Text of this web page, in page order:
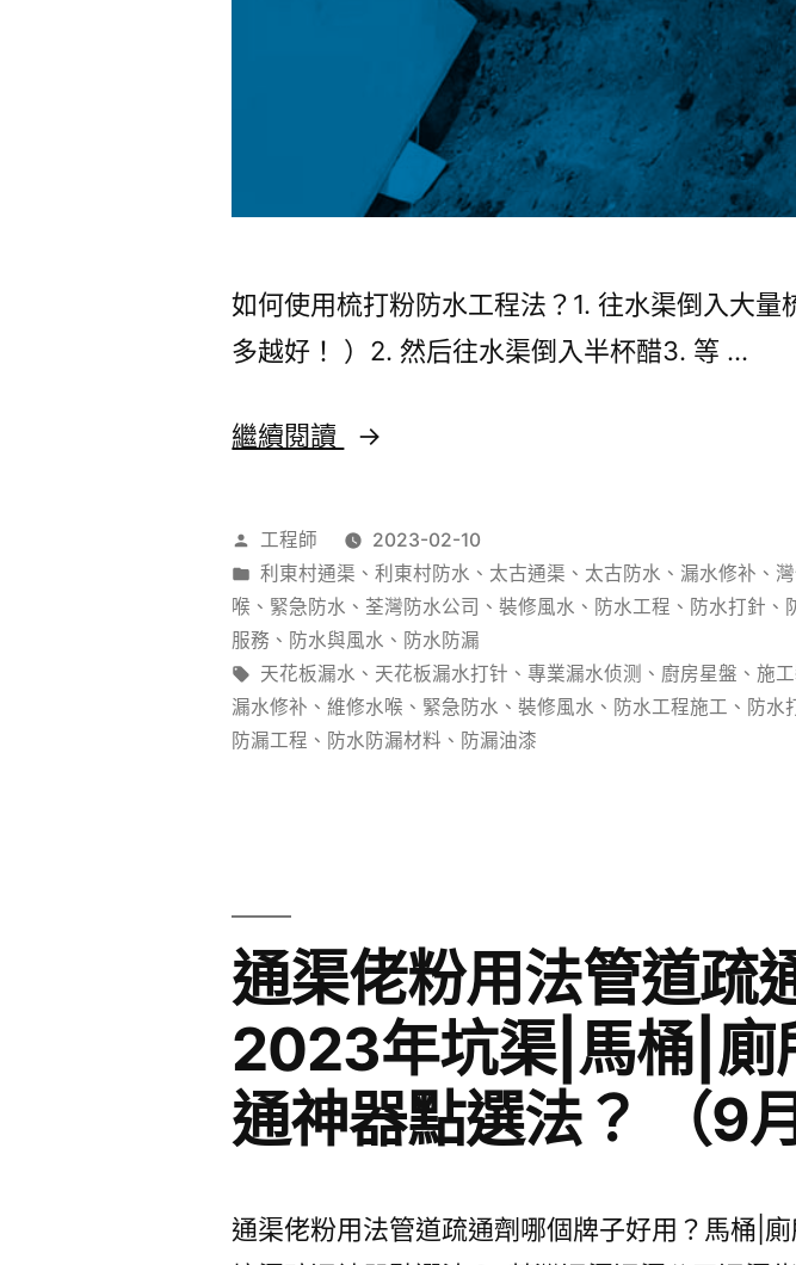
如何使用梳打粉防水工程法？1. 往水渠倒入大量
多越好！ ）2. 然后往水渠倒入半杯醋3. 等 …
繼續閱讀
防
工
程
香
港
防
水
认
为
点
样？
作
者：
工程師
2023-02-10
分
類：
利東村通渠 、利東村防水 、 太古通渠 、 太古防水 、 漏水修补 、
喉 、 緊急防水 、 荃灣防水公司 、裝修風水 、 防水工程 、 防水打針 、
服務 、 防水與風水 、 防水防漏
標
籤:
天花板漏水 、 天花板漏水打针 、專業漏水侦测 、 廚房星盤 、施
漏水修补 、維修水喉 、 緊急防水 、裝修風水 、 防水工程施工 、 防水
防漏工程 、 防水防漏材料 、 防漏油漆
通渠佬粉用法管道疏
2023年坑渠|馬桶|廁
通神器點選法？ （9
通渠佬粉用法管道疏通劑哪個牌子好用？馬桶|廁